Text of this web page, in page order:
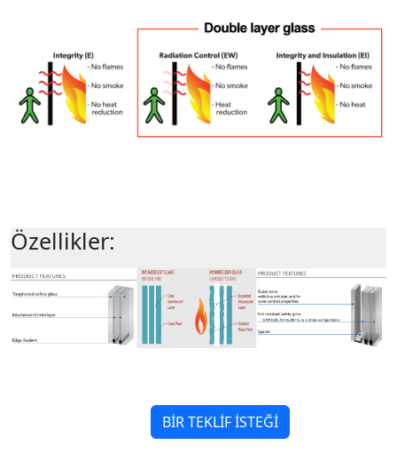
Özellikler:
BİR TEKLİF İSTEĞİ